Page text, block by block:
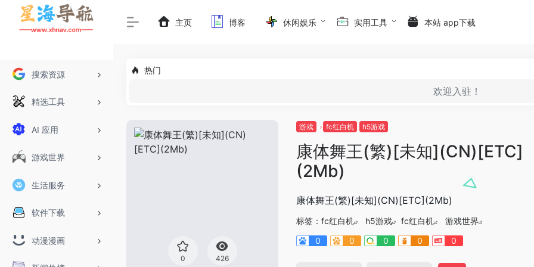
搜索资源
精选工具
AI 应用
游戏世界
生活服务
软件下载
动漫漫画
主页 博客 休闲娱乐 实用工具 本站 app下载
热门
欢迎入驻！
0 426
游戏 fc红白机 h5游戏
康体舞王(繁)[未知](CN)[ETC]
(2Mb)
康体舞王(繁)[未知](CN)[ETC](2Mb)
标签： fc红白机 h5游戏 fc红白机
游戏世界
0
0 0 0 0